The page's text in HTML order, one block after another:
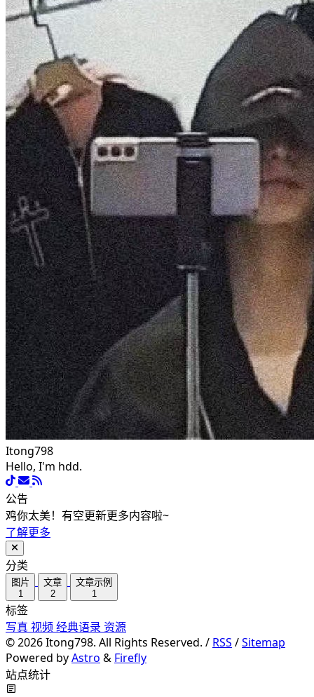
Itong798
Hello, I'm hdd.
公告
鸡你太美！有空更新更多内容啦~
了解更多
分类
图片
1
文章
2
文章示例
1
标签
写真视频经典语录 资源
©2026Itong798. All Rights Reserved. / RSS /Sitemap
Powered byAstro & Firefly
站点统计